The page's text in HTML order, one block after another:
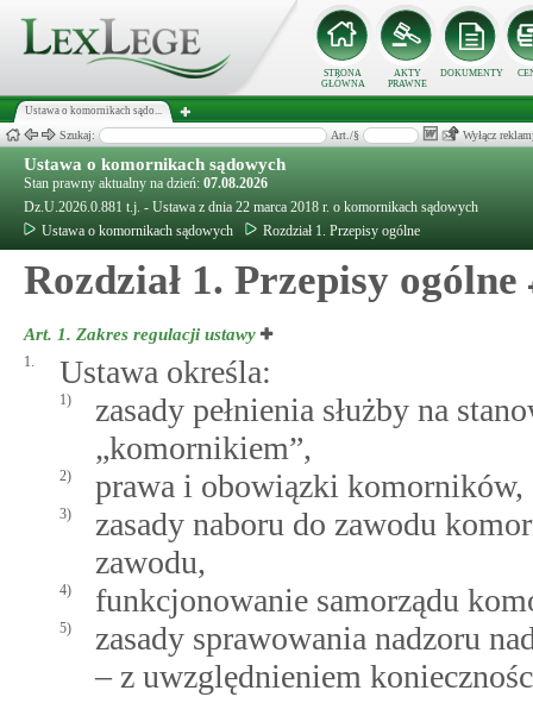
STRONA
GŁÓWNA
AKTY
PRAWNE
DOKUMENTY
Ustawa o komornikach sądo...
Szukaj: Art./§ Wyłącz
Ustawa o komornikach sądowych
Stan prawny aktualny na dzień: 07.08.2026
Dz.U.2026.0.881 t.j. - Ustawa z dnia 22 marca 2018 r. o komornikach sądowych
Ustawa o komornikach sądowych
Rozdział 1. Przepisy ogólne
Rozdział 1. Przepisy ogólne
Art. 1. Zakres regulacji ustawy
1. Ustawa określa:
1)
zasady pełnienia służby na
„komornikiem”,
2) prawa i obowiązki komorników,
3)
zasady naboru do zawodu
zawodu,
4) funkcjonowanie samorządu
5)
zasady sprawowania nadzoru
– z uwzględnieniem